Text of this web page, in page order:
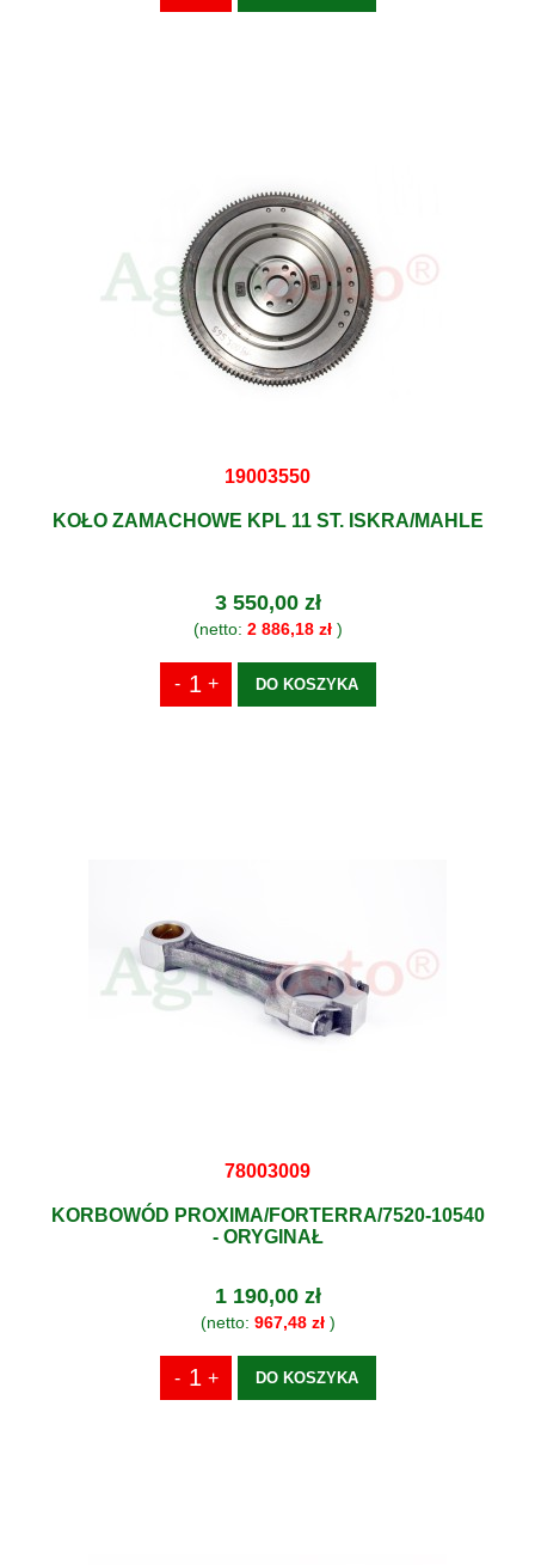
19003550
KOŁO ZAMACHOWE KPL 11 ST. ISKRA/MAHLE
3 550,00 zł
(netto: 2 886,18 zł)
DO KOSZYKA
78003009
KORBOWÓD PROXIMA/FORTERRA/7520-10540
- ORYGINAŁ
1 190,00 zł
(netto: 967,48 zł)
DO KOSZYKA